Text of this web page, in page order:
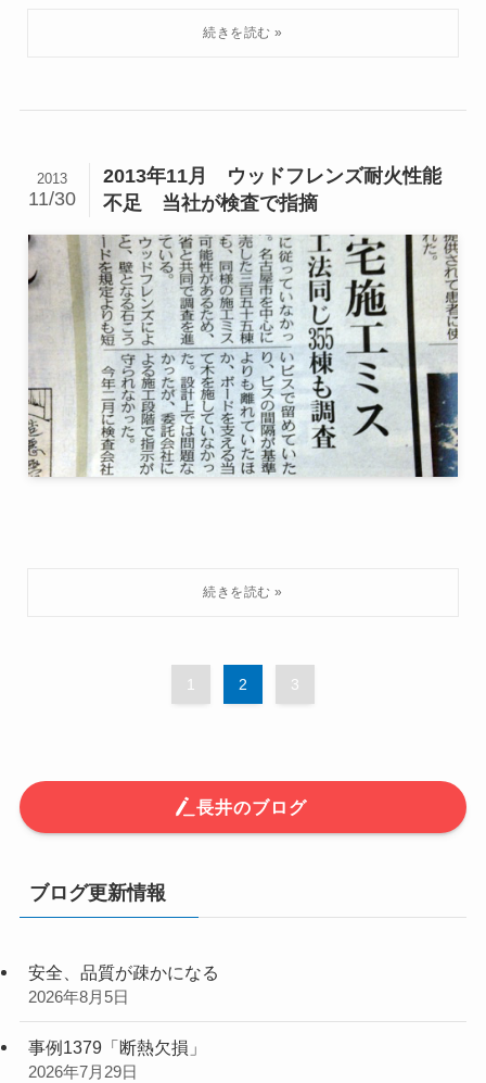
2013年11月 ウッドフレンズ耐火性能
不足 当社が検査で指摘
2013
11/30
1 2 3
長井のブログ
ブログ更新情報
安全、品質が疎かになる
2026年8月5日
事例1379「断熱欠損」
2026年7月29日